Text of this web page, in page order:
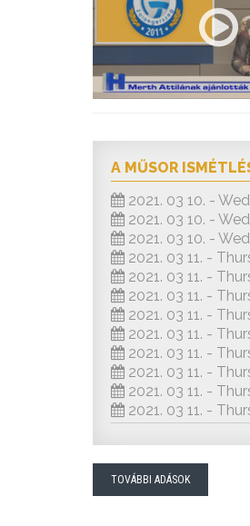
A MŰSOR
2021. 03 10. -
2021. 03 10. -
2021. 03 10. -
2021. 03 11. -
2021. 03 11. -
2021. 03 11. -
2021. 03 11. -
2021. 03 11. -
2021. 03 11. -
2021. 03 11. -
2021. 03 11. -
2021. 03 11. -
TOVÁBBI ADÁSOK